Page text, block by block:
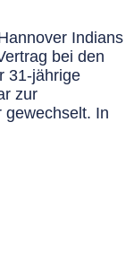
Indians
bei den
31-jährige
zur
gewechselt. In